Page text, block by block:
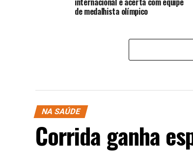
de medalhista olímpico
NA SAÚDE
Corrida ganha